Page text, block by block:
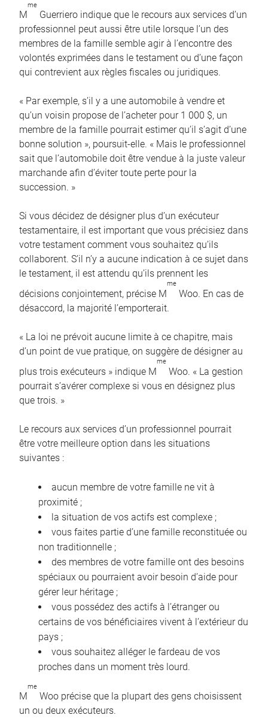
M
me
Guerriero indique que le recours aux services d’un
professionnel peut aussi être utile lorsque l’un des
membres de la famille semble agir à l’encontre des
volontés exprimées dans le testament ou d’une façon
qui contrevient aux règles fiscales ou juridiques.
« Par exemple, s’il y a une automobile à vendre et
qu’un voisin propose de l’acheter pour 1 000 $, un
membre de la famille pourrait estimer qu’il s’agit d’une
bonne solution », poursuit-elle. « Mais le professionnel
sait que l’automobile doit être vendue à la juste valeur
marchande afin d’éviter toute perte pour la
succession. »
Si vous décidez de désigner plus d’un exécuteur
testamentaire, il est important que vous précisiez dans
votre testament comment vous souhaitez qu’ils
collaborent. S’il n’y a aucune indication à ce sujet dans
le testament, il est attendu qu’ils prennent les
décisions conjointement, précise M
me
Woo. En cas de
désaccord, la majorité l’emporterait.
« La loi ne prévoit aucune limite à ce chapitre, mais
d’un point de vue pratique, on suggère de désigner au
plus trois exécuteurs » indique M
me
Woo. « La gestion
pourrait s’avérer complexe si vous en désignez plus
que trois. »
Le recours aux services d’un professionnel pourrait
être votre meilleure option dans les situations
suivantes :
aucun membre de votre famille ne vit à
proximité ;
la situation de vos actifs est complexe ;
vous faites partie d’une famille reconstituée ou
non traditionnelle ;
des membres de votre famille ont des besoins
spéciaux ou pourraient avoir besoin d’aide pour
gérer leur héritage ;
vous possédez des actifs à l’étranger ou
certains de vos bénéficiaires vivent à l’extérieur du
pays ;
vous souhaitez alléger le fardeau de vos
proches dans un moment très lourd.
M
me
Woo précise que la plupart des gens choisissent
un ou deux exécuteurs.